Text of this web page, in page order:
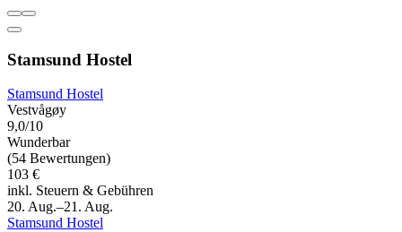
Stamsund Hostel
Stamsund Hostel
Vestvågøy
9,0/10
Wunderbar
(54 Bewertungen)
103 €
inkl. Steuern & Gebühren
20. Aug.–21. Aug.
Stamsund Hostel